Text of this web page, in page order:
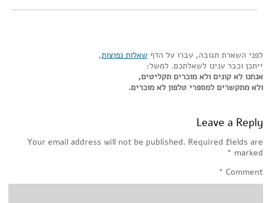
לפני השארת תגובה, עברו על הדף שאלות נפוצות,
ייתכן וכבר ענינו לשאלתכם. למשל:
אנחנו לא קונים ולא מוכרים תקליטים,
ולא מתקשרים למספרי טלפון לא מוכרים.
Leave a Reply
Your email address will not be published. Required fields are
marked
*
Comment
*